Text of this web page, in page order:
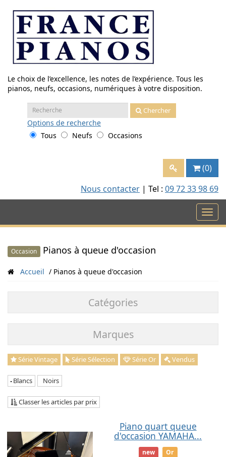
contenu
Le choix de l’excellence, les notes de l’expérience. Tous les
pianos, neufs, occasions, numériques à votre disposition.
Recherche
:
Chercher
Options de recherche
Tous
Neufs Occasions
(0)
Nous contacter | Tel : 09 72 33 98 69
Occasion Pianos à queue d'occasion
Accueil Pianos à queue d'occasion
Catégories
Marques
Série Vintage Série Sélection Série Or Vendus
Blancs Noirs
Classer les articles par prix
Piano quart queue
d'occasion YAMAHA...
new Or